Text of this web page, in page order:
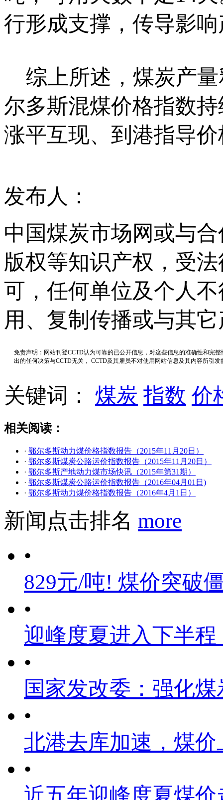
行形成支撑，传导影
综上所述，煤炭产量
尔多斯混煤价格指数
涨平互现、到港指导
发布人：
中国煤炭市场网或与
版权等知识产权，受
可，任何单位及个人
用、复制传播或与其
免责声明：网站刊登CCTD认为可靠的已公开信息，对这些信息的准确性和完
出的任何决策与CCTD无关， CCTD及其雇员不对使用网站信息及其内容所引
关键词： 煤炭 指数 价
相关阅读：
· 鄂尔多斯动力煤价格指数报告（2015年11月20日）
· 鄂尔多斯煤炭公路运价指数报告（2015年11月20日）
· 鄂尔多斯产地动力煤市场快讯（2015年第31期）
· 鄂尔多斯煤炭公路运价指数报告（2016年04月01日)
· 鄂尔多斯动力煤价格指数报告（2016年4月1日）
新闻点击排名 more
•
829元/吨! 煤价突破
•
迎峰度夏进入下半
•
国家发改委：强化
•
北港去库加速，煤
•
近五年迎峰度夏煤价